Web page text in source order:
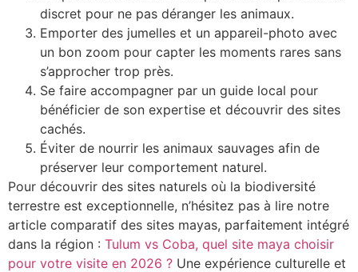
discret pour ne pas déranger les animaux.
Emporter des jumelles et un appareil-photo avec
un bon zoom pour capter les moments rares sans
s’approcher trop près.
Se faire accompagner par un guide local pour
bénéficier de son expertise et découvrir des sites
cachés.
Éviter de nourrir les animaux sauvages afin de
préserver leur comportement naturel.
Pour découvrir des sites naturels où la biodiversité
terrestre est exceptionnelle, n’hésitez pas à lire notre
article comparatif des sites mayas, parfaitement intégré
dans la région : Tulum vs Coba, quel site maya choisir
pour votre visite en 2026 ? Une expérience culturelle et